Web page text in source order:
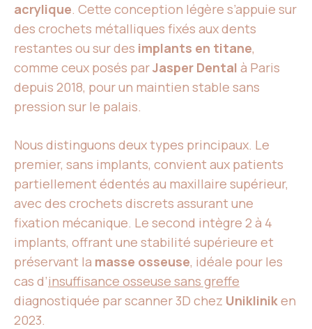
acrylique. Cette conception légère s’appuie sur
des crochets métalliques fixés aux dents
restantes ou sur des implants en titane,
comme ceux posés parJasper Dental à Paris
depuis 2018, pour un maintien stable sans
pression sur le palais.
Nous distinguons deux types principaux. Le
premier, sans implants, convient aux patients
partiellement édentés au maxillaire supérieur,
avec des crochets discrets assurant une
fixation mécanique. Le second intègre 2 à 4
implants, offrant une stabilité supérieure et
préservant la masse osseuse, idéale pour les
cas d’insuffisance osseuse sans greffe
diagnostiquée par scanner 3D chez Unikliniken
2023.